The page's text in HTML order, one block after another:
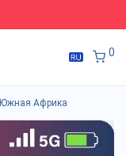
0
Южная Африка